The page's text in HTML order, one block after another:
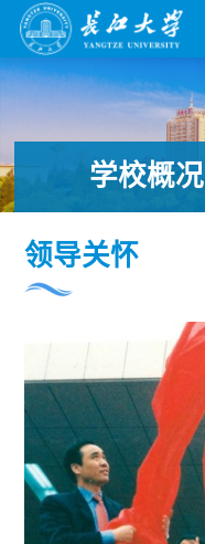
学校概况
领导关怀